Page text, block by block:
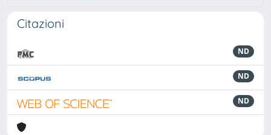
Citazioni
ND
ND
ND